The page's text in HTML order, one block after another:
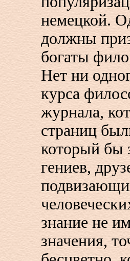
немецкой.
должны
богаты
Нет ни
курса
журнала,
страниц
который бы
гениев,
знание не
значения,